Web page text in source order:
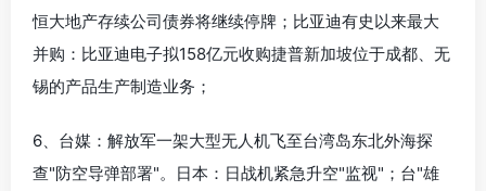
恒大地产存续公司债券将继续停牌；比亚迪有史以来最大
并购：比亚迪电子拟158亿元收购捷普新加坡位于成都、无
锡的产品生产制造业务；
6、台媒：解放军一架大型无人机飞至台湾岛东北外海探
查"防空导弹部署"。日本：日战机紧急升空"监视"；台"雄